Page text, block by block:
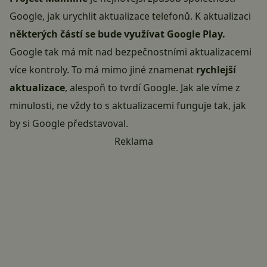
Google, jak urychlit aktualizace telefonů. K aktualizaci
některých částí se bude využívat Google Play.
Google tak má mít nad bezpečnostními aktualizacemi
více kontroly. To má mimo jiné znamenat rychlejší
aktualizace, alespoň to tvrdí Google. Jak ale víme z
minulosti, ne vždy to s aktualizacemi funguje tak, jak
by si Google představoval.
Reklama